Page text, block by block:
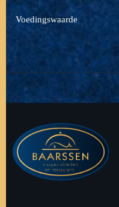
Voedingswaarde